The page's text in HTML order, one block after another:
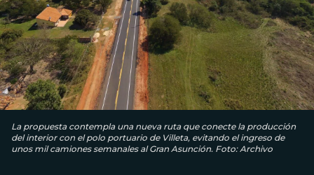
La propuesta contempla una nueva ruta que conecte la producción
del interior con el polo portuario de Villeta, evitando el ingreso de
unos mil camiones semanales al Gran Asunción. Foto: Archivo